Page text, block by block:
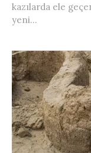
kazılarda ele
yeni...